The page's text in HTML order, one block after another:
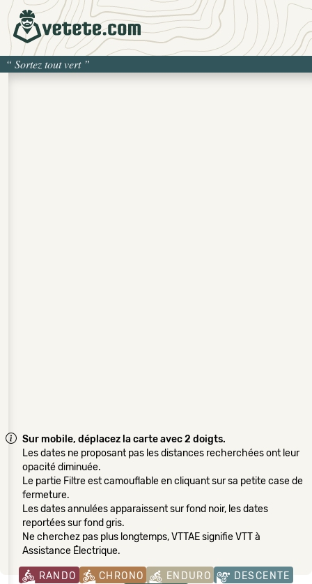
“ Sortez tout vert”
Sur mobile, déplacez la carte avec 2 doigts.
Les dates ne proposant pas les distances recherchées ont leur
opacité diminuée.
Le partie Filtre est camouflable en cliquant sur sa petite case de
fermeture.
Les dates annulées apparaissent sur fond noir, les dates
reportées sur fond gris.
Ne cherchez pas plus longtemps, VTTAE signifie VTT à
Assistance Électrique.
RANDO CHRONO ENDURO
DESCENTE